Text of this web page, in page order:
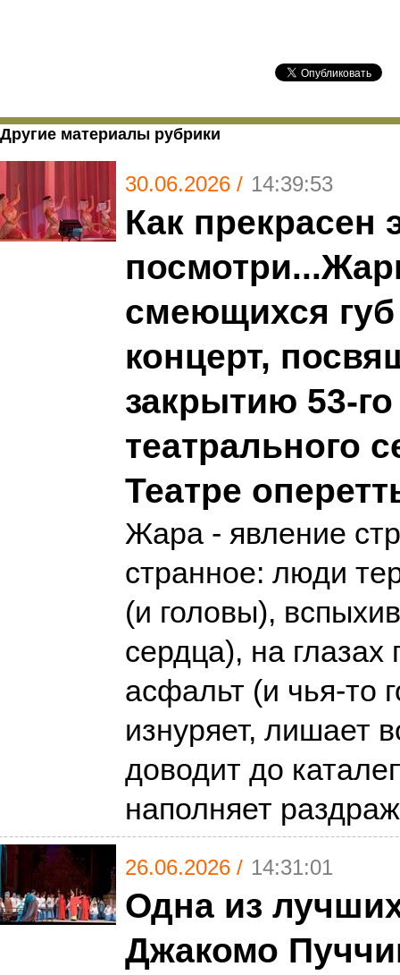
Другие материалы рубрики
30.06.2026 / 14:39:53
Как прекрасен
смеющихся губ
концерт,
закрытию 53-го
театрального
Театре
Жара - явление
странное: люди
(и головы),
сердца), на глазах
асфальт (и чья-то
изнуряет, лишает
доводит до
наполняет
26.06.2026 / 14:31:01
Одна из
Джакомо